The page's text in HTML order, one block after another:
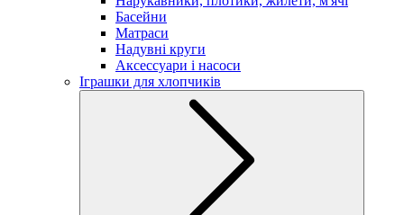
Басейни
Матраси
Надувні круги
Аксессуари і насоси
Іграшки для хлопчиків